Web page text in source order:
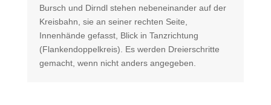
Bursch und Dirndl stehen nebeneinander auf der
Kreisbahn, sie an seiner rechten Seite,
Innenhände gefasst, Blick in Tanzrichtung
(Flankendoppelkreis). Es werden Dreierschritte
gemacht, wenn nicht anders angegeben.